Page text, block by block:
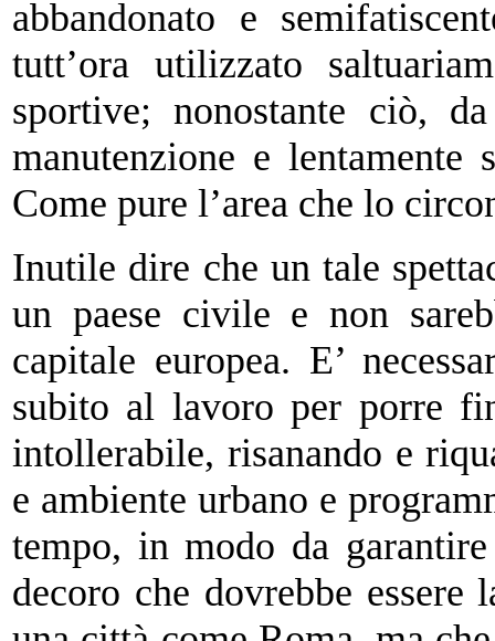
abbandonato e
tutt’ora utilizzato
sportive; nonostante ciò,
manutenzione e lentamente
Come pure l’area che lo
Inutile dire che un tale
un paese civile e non
capitale europea. E’
subito al lavoro per porre
intollerabile, risanando e
e ambiente urbano e
tempo, in modo da
decoro che dovrebbe essere